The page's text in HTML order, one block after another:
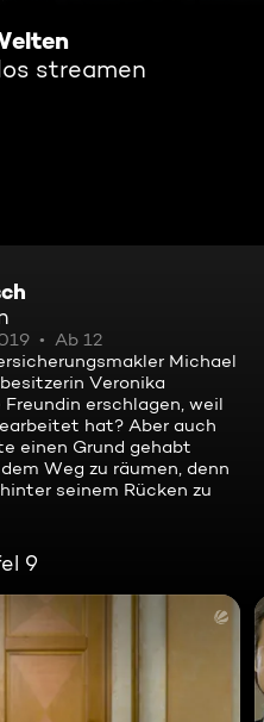
streamen
Ab 12
Michael
Veronika
erschlagen, weil
hat? Aber auch
einen Grund gehabt
Weg zu räumen, denn
seinem Rücken zu
9